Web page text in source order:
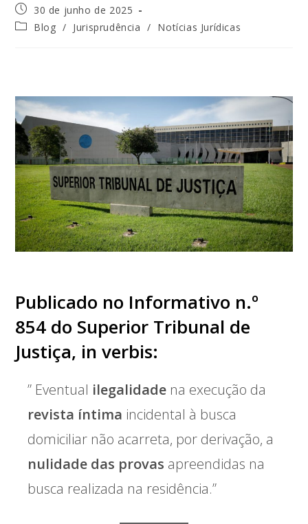
30 de junho de 2025
Blog / Jurisprudência / Notícias Jurídicas
Publicado no Informativo n.º
854 do Superior Tribunal de
Justiça, in verbis:
” Eventual ilegalidadena execução da
revista íntima incidental à busca
domiciliar não acarreta, por derivação, a
nulidade das provas apreendidas na
busca realizada na residência.”